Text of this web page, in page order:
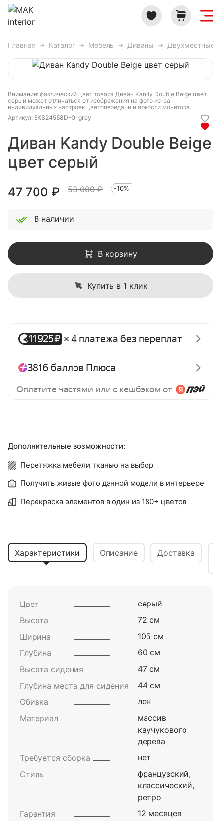
Главная Каталог Мебель Диваны Двухместные
Внимание: фактический цвет товара Диван Kandy Double Beige цвет
серый может отличаться от изображения на фото из-за
индивидуальных настроек цветопередачи и яркости монитора.
Артикул: 5KS24558D-O-grey
Диван Kandy Double Beige
цвет серый
47 700 ₽ 53 000 ₽ -10%
В наличии
В корзину
Купить в 1 клик
Дополнительные возможности:
Перетяжка мебели тканью на выбор
Получить живые фото данной модели в интерьере
Перекраска элементов в один из 180+ цветов
Характеристики Описание Доставка
Цвет
серый
Высота
72 см
Ширина
105 см
Глубина
60 см
Высота сидения
47 см
Глубина места для сидения
44 см
Обивка
лен
Материал
массив
каучукового
дерева
Требуется сборка
нет
Стиль
французский,
классический,
ретро
Гарантия
12 месяцев